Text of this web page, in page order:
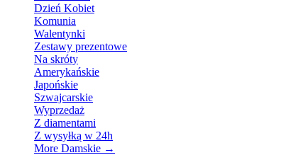
Dzień Kobiet
Komunia
Walentynki
Zestawy prezentowe
Na skróty
Amerykańskie
Japońskie
Szwajcarskie
Wyprzedaż
Z diamentami
Z wysyłką w 24h
More Damskie →